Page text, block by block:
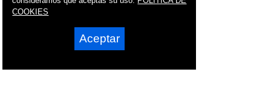
COOKIES
Aceptar